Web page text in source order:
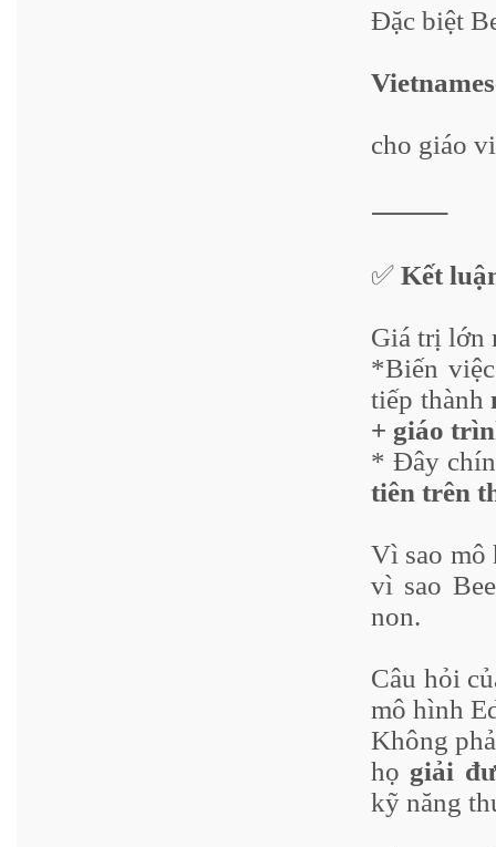
Đặc biệt
cho giáo
⸻
✅ Kết
Giá trị lớn
*Biến
tiếp thành
+ giáo
* Đây
tiên trên
Vì sao mô
vì sao
non.
Câu hỏi
mô hình
Không
họ giải
kỹ năng